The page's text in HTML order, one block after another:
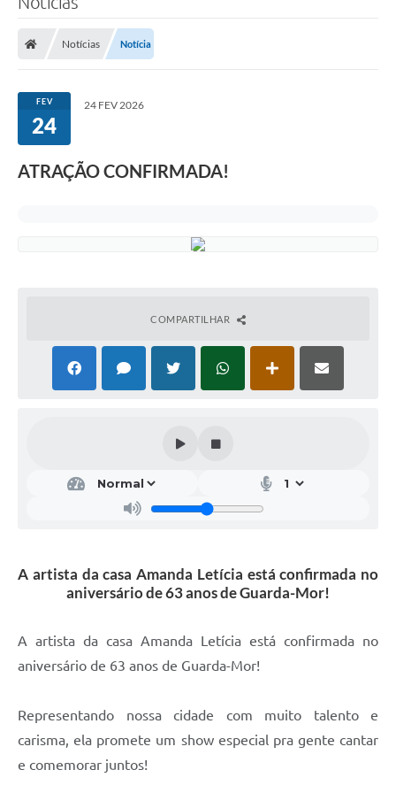
Notícias Notícia
FEV
24
24 FEV 2026
ATRAÇÃO CONFIRMADA!
COMPARTILHAR
A artista da casa Amanda Letícia está confirmada no
aniversário de 63 anos de Guarda-Mor!
A artista da casa Amanda Letícia está confirmada no
aniversário de 63 anos de Guarda-Mor!
Representando nossa cidade com muito talento e
carisma, ela promete um show especial pra gente cantar
e comemorar juntos!